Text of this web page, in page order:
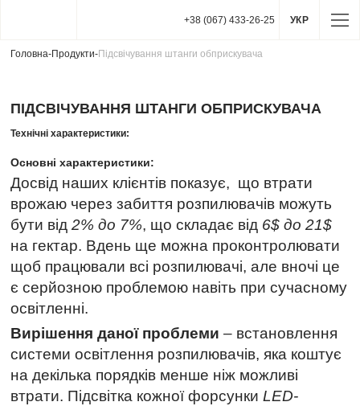
+38 (067) 433-26-25 УКР
Головна-Продукти-Підсвічування штанги обприскувача
ПІДСВІЧУВАННЯ ШТАНГИ ОБПРИСКУВАЧА
Технічні характеристики:
Основні характеристики:
Досвід наших клієнтів показує, що втрати
врожаю через забиття розпилювачів можуть
бути від2% до 7%, що складає від 6$ до 21$
на гектар. Вдень ще можна проконтролювати
щоб працювали всі розпилювачі, але вночі це
є серйозною проблемою навіть при сучасному
освітленні.
Вирішення даної проблеми – встановлення
системи освітлення розпилювачів, яка коштує
на декілька порядків менше ніж можливі
втрати. Підсвітка кожної форсункиLED-